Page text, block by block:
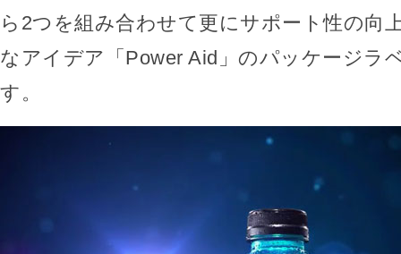
ら2つを組み合わせて更にサポート性の向
なアイデア「Power Aid」のパッケージラ
す。